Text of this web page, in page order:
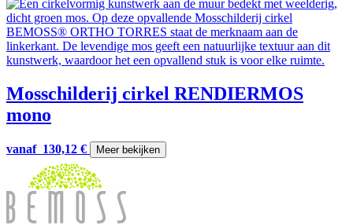
Mosschilderij cirkel RENDIERMOS
mono
vanaf 130,12 € Meer bekijken